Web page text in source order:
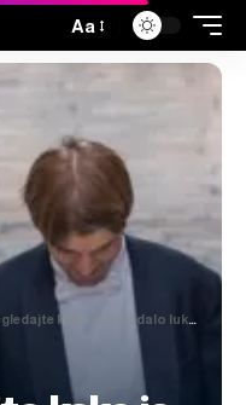
Aa
kako je izgledalo luksuzno vjenčanje vatrenoga!